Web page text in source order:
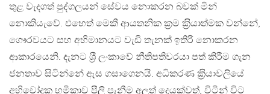
තුළ වැදගත් පුද්ගලයන් සේවය නොකරන බවක් මින්
නොකියැවේ. එහෙත් මෙකී ආයතනික ක‍්‍රම ක‍්‍රියාත්මක වන්නේ,
ගෞරවයට සහ අභිමානයට වැඩි තැනක් ඉතිරි නොකරන
ආකාරයෙනි. දැනට ශ‍්‍රී ලංකාවේ නීතිපතිවරයා පත් කිරීම ගැන
ජනතාව සිටින්නේ ඇස ගසාගෙනයි. අධිකරණ ක‍්‍රියාවලියේ
අභිචෝදක භූමිකාව පීලි පැනීම අලූත් දෙයක්වත්, විටින් විට